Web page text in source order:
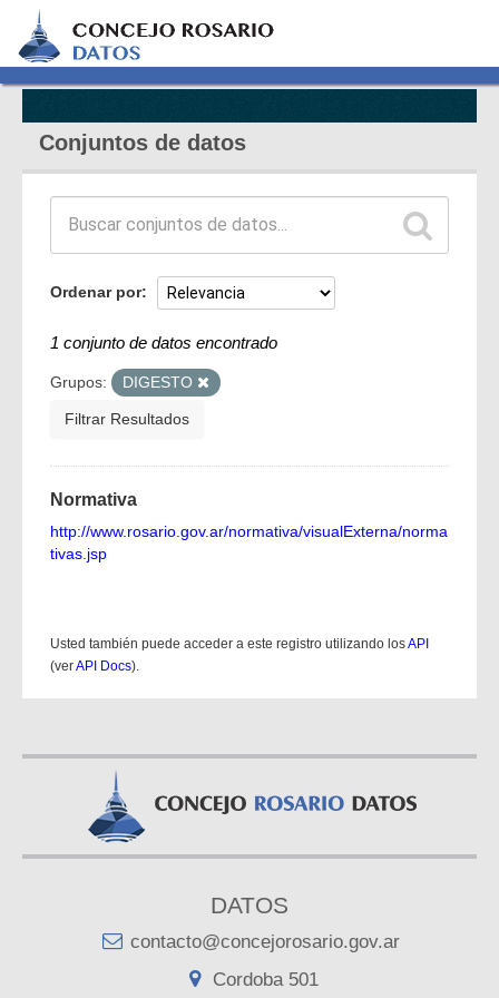
Conjuntos de datos
Ordenar por
1 conjunto de datos encontrado
Grupos: DIGESTO
Filtrar Resultados
Normativa
http://www.rosario.gov.ar/normativa/visualExterna/norma
tivas.jsp
Usted también puede acceder a este registro utilizando losAPI
(verAPI Docs).
DATOS
contacto@concejorosario.gov.ar
Cordoba 501